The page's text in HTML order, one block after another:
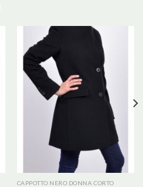
CAPPOTTO NERO DONNA CORTO